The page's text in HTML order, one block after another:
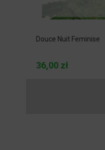
Douce Nuit Feminise
36,00 zł